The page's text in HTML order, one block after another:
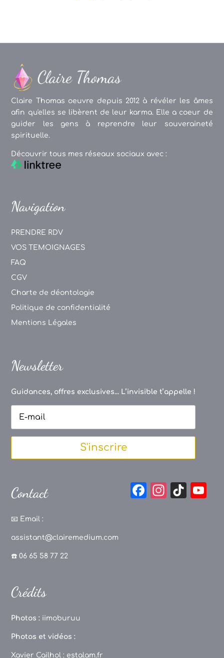
Claire Thomas oeuvre depuis 2012 à révéler les âmes
afin qu'elles se libèrent de leur karma. Elle a coeur de
guider les gens à reprendre leur souveraineté
spirituelle.
Découvrir tous mes réseaux sociaux avec :
Navigation
PRENDRE RDV
VOS TEMOIGNAGES
FAQ
CGV
Charte de déontologie
Politique de confidentialité
Mentions Légales
Newsletter
Guidances, offres exclusives... L’invisible t’appelle !
S'inscrire
Contact
📧 Email :
assistant@clairemedium.com
☎️ 06 65 58 77 22
F
In
Ti
Crédits
Photos : iimoburuu
Photos et vidéos :
Xavier Cailhol : estalam.fr